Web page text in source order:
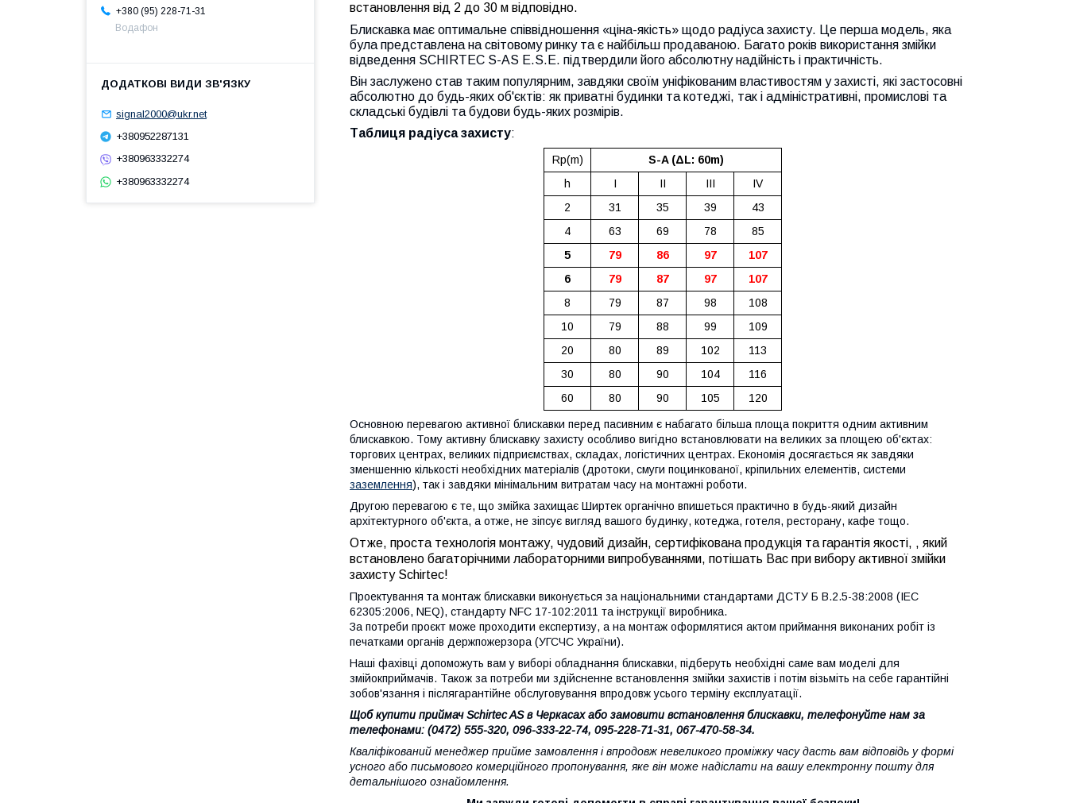
встановлення від 2 до 30 м відповідно.
Блискавка має оптимальне співвідношення «ціна-якість» щодо радіуса захисту. Це перша модель, яка
була представлена на світовому ринку та є найбільш продаваною. Багато років використання змійки
відведення SCHIRTEC S-AS E.S.E. підтвердили його абсолютну надійність і практичність.
Він заслужено став таким популярним, завдяки своїм уніфікованим властивостям у захисті, які застосовні
абсолютно до будь-яких об'єктів: як приватні будинки та котеджі, так і адміністративні, промислові та
складські будівлі та будови будь-яких розмірів.
Таблиця радіуса захисту:
Rp(m)
S-A (ΔL: 60m)
h
I II III
IV
2
31 35 39
43
4
63 69 78
85
5
79 86 97
107
6
79 87 97
107
8
79 87 98
108
10
79 88 99
109
20
80 89 102
113
30
80 90 104
116
60
80 90 105 120
Основною перевагою активної блискавки перед пасивним є набагато більша площа покриття одним активним
блискавкою. Тому активну блискавку захисту особливо вигідно встановлювати на великих за площею об'єктах:
торгових центрах, великих підприємствах, складах, логістичних центрах. Економія досягається як завдяки
зменшенню кількості необхідних матеріалів (дротоки, смуги поцинкованої, кріпильних елементів, системи
заземлення), так і завдяки мінімальним витратам часу на монтажні роботи.
Другою перевагою є те, що змійка захищає Ширтек органічно впишеться практично в будь-який дизайн
архітектурного об'єкта, а отже, не зіпсує вигляд вашого будинку, котеджа, готеля, ресторану, кафе тощо.
Отже, проста технологія монтажу, чудовий дизайн, сертифікована продукція та гарантія якості, , який
встановлено багаторічними лабораторними випробуваннями, потішать Вас при вибору активної змійки
захисту Schirtec!
Проектування та монтаж блискавки виконується за національними стандартами ДСTУ Б В.2.5-38:2008 (IEC
62305:2006, NEQ), стандарту NFC 17-102:2011 та інструкції виробника.
За потреби проєкт може проходити експертизу, а на монтаж оформлятися актом приймання виконаних робіт із
печатками органів держпожерзора (УГСЧС України).
Наші фахівці допоможуть вам у виборі обладнання блискавки, підберуть необхідні саме вам моделі для
змійокприймачів. Також за потреби ми здійсненне встановлення змійки захистів і потім візьміть на себе гарантійні
зобов'язання і післягарантійне обслуговування впродовж усього терміну експлуатації.
Щоб купити приймач Schirtec AS в Черкасах або замовити встановлення блискавки, телефонуйте нам за
телефонами: (0472) 555-320, 096-333-22-74, 095-228-71-31, 067-470-58-34.
Кваліфікований менеджер прийме замовлення і впродовж невеликого проміжку часу дасть вам відповідь у формі
усного або письмового комерційного пропонування, яке він може надіслати на вашу електронну пошту для
детальнішого ознайомлення.
+380 (95) 228-71-31
Водафон
signal2000@ukr.net
+380952287131
+380963332274
+380963332274